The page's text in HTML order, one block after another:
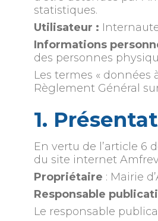
statistiques.
Utilisateur :
Informations
des personnes
Les termes « données
Règlement Général
1.
En vertu de l’article 6
du site internet
Propriétaire : Mairie
Responsable
Le responsable